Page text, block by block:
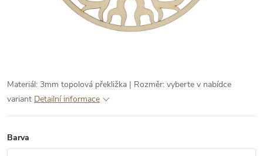
Materiál: 3mm topolová překližka | Rozměr: vyberte v nabídce
variant Detailní informace
Barva